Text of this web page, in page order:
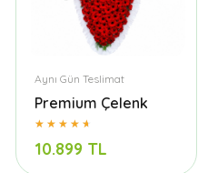
Aynı Gün Teslimat
Premium Çelenk
10.899 TL